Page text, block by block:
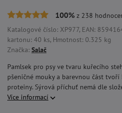
100% z 238
Katalogové číslo: XP977, EAN:
kartonu: 40 ks, Hmotnost: 0.325 kg
Značka: Salač
Pamlsek pro psy ve tvaru kuřecího
pšeničné mouky a barevnou část
proteiny. Sýrová příchuť nemá dle
Více informací